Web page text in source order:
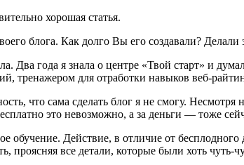
хорошая статья.
блога. Как долго Вы его создавали?
Два года я знала о центре «Твой старт» и
тренажером для отработки навыков веб-
что сама сделать блог я не смогу.
это невозможно, а за деньги — тоже
обучение. Действие, в отличие от
проясняя все детали, которые были хоть чуть-